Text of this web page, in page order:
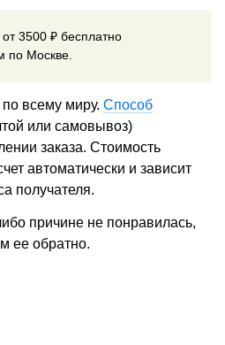
3500 ₽ бесплатно
по Москве.
всему миру. Способ
или самовывоз)
заказа. Стоимость
автоматически и зависит
получателя.
причине не понравилась,
ее обратно.